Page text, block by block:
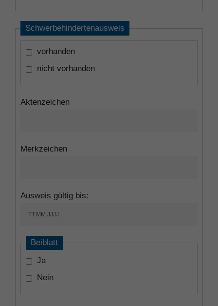
Schwerbehindertenausweis
vorhanden
nicht vorhanden
Aktenzeichen
Merkzeichen
Ausweis gültig bis:
Beiblatt
Ja
Nein